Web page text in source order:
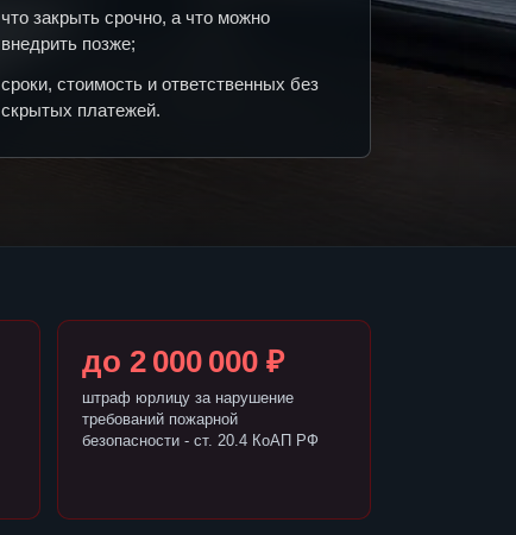
что закрыть срочно, а что можно
внедрить позже;
сроки, стоимость и ответственных без
скрытых платежей.
до 2 000 000 ₽
штраф юрлицу за нарушение
требований пожарной
безопасности - ст. 20.4 КоАП РФ